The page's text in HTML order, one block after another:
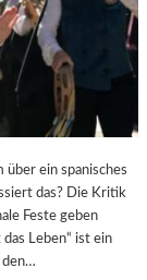
über ein spanisches
das? Die Kritik
Feste geben
Leben“ ist ein
den…